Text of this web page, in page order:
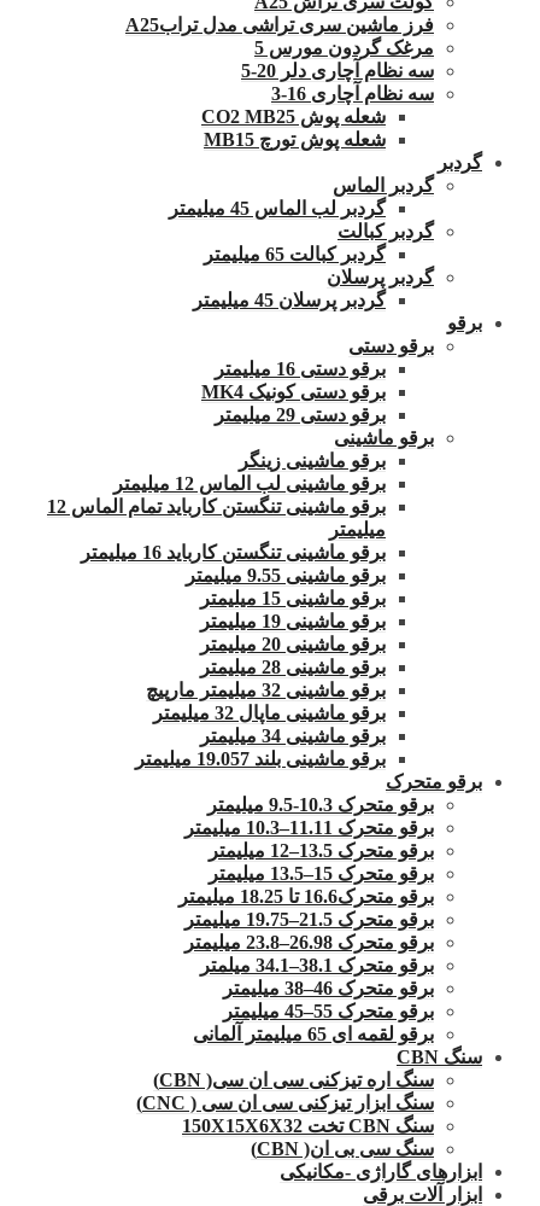
فرز ماشین سری تراشی مدل ترابA25
مرغک گردون مورس 5
سه نظام آچاری دلر 20-5
سه نظام آچاری 16-3
شعله پوش CO2 MB25
شعله پوش تورچ MB15
گردبر
گردبر الماس
گردبر لب الماس 45 میلیمتر
گردبر کبالت
گردبر کبالت 65 میلیمتر
گردبر پرسلان
گردبر پرسلان 45 میلیمتر
برقو
برقو دستی
برقو دستی 16 میلیمتر
برقو دستی کونیک MK4
برقو دستی 29 میلیمتر
برقو ماشینی
برقو ماشینی زینگر
برقو ماشینی لب الماس 12 میلیمتر
برقو ماشینی تنگستن کارباید تمام الماس 12
میلیمتر
برقو ماشینی تنگستن کارباید 16 میلیمتر
برقو ماشینی 9.55 میلیمتر
برقو ماشینی 15 میلیمتر
برقو ماشینی 19 میلیمتر
برقو ماشینی 20 میلیمتر
برقو ماشینی 28 میلیمتر
برقو ماشینی 32 میلیمتر مارپیچ
برقو ماشینی ماپال 32 میلیمتر
برقو ماشینی 34 میلیمتر
برقو ماشینی بلند 19.057 میلیمتر
برقو متحرک
برقو متحرک 10.3-9.5 میلیمتر
برقو متحرک 11.11–10.3 میلیمتر
برقو متحرک 13.5–12 میلیمتر
برقو متحرک 15–13.5 میلیمتر
برقو متحرک16.6 تا 18.25 میلیمتر
برقو متحرک 21.5–19.75 میلیمتر
برقو متحرک 26.98–23.8 میلیمتر
برقو متحرک 38.1–34.1 میلمتر
برقو متحرک 46–38 میلیمتر
برقو متحرک 55–45 میلیمتر
برقو لقمه ای 65 میلیمتر آلمانی
سنگ CBN
سنگ اره تیزکنی سی ان سی( CBN)
سنگ ابزار تیزکنی سی ان سی ( CNC)
سنگ CBN تخت 150X15X6X32
سنگ سی بی ان( CBN)
ابزارهای گاراژی -مکانیکی
ابزار آلات برقی